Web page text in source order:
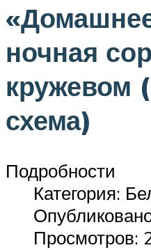
ночная
кружевом
схема)
Подробности
Категория:
Просмотров: